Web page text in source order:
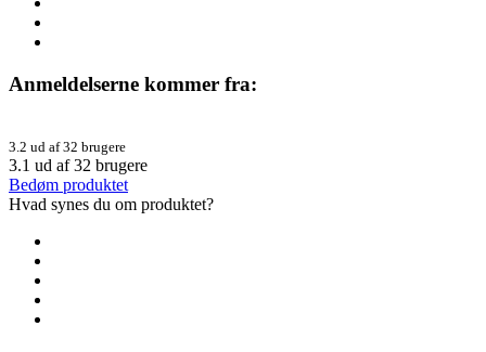
Anmeldelserne kommer fra:
3.2 ud af 32 brugere
3.1 ud af32 brugere
Bedøm produktet
Hvad synes du om produktet?